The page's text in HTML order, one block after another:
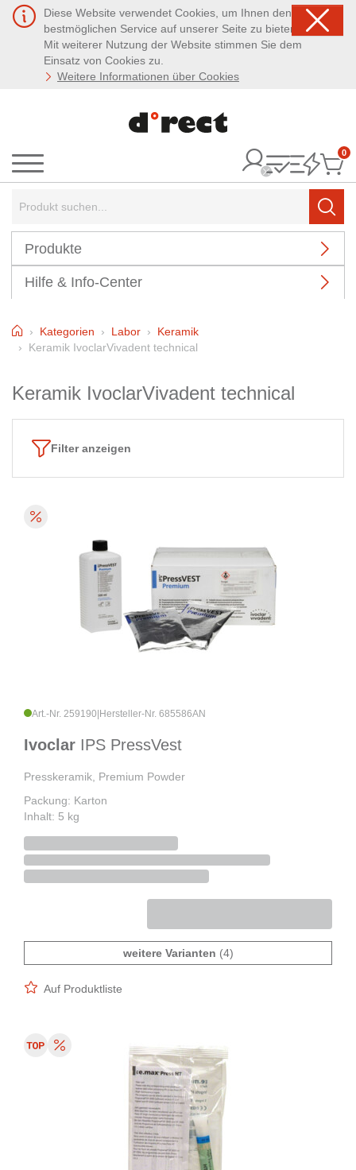
Diese Website verwendet Cookies, um Ihnen den
bestmöglichen Service auf unserer Seite zu bieten.
Mit weiterer Nutzung der Website stimmen Sie dem
Einsatz von Cookies zu.
Weitere Informationen über Cookies
Menü
0
Produkte
Hilfe & Info-Center
HomeKategorien Labor
Keramik
Keramik IvoclarVivadent technical
Keramik IvoclarVivadent technical
Filter anzeigen
Art.-Nr. 259190 Hersteller-Nr. 685586AN
Ivoclar IPS PressVest
Presskeramik, Premium Powder
Packung: Karton
Inhalt: 5 kg
weitere Varianten (4)
Auf Produktliste